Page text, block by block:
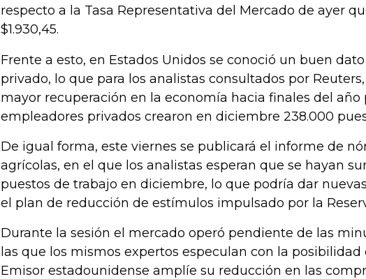
respecto a la Tasa Representativa del Mercado de ayer
$1.930,45.
Frente a esto, en Estados Unidos se conoció un buen
privado, lo que para los analistas consultados por
mayor recuperación en la economía hacia finales del año
empleadores privados crearon en diciembre 238.000
De igual forma, este viernes se publicará el informe de
agrícolas, en el que los analistas esperan que se hayan
puestos de trabajo en diciembre, lo que podría dar
el plan de reducción de estímulos impulsado por la
Durante la sesión el mercado operó pendiente de las
las que los mismos expertos especulan con la posibilidad
Emisor estadounidense amplíe su reducción en las